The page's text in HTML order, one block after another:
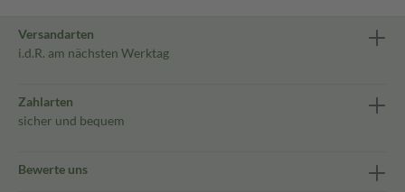
Versandarten
i.d.R. am nächsten Werktag
Zahlarten
sicher und bequem
Bewerte uns